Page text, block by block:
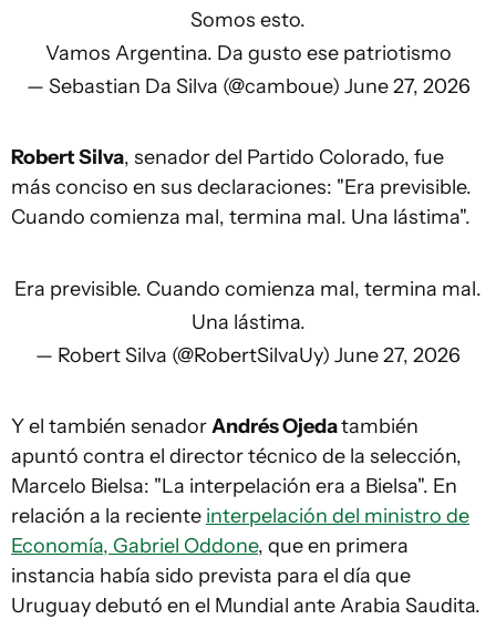
Somos esto.
Vamos Argentina. Da gusto ese patriotismo
— Sebastian Da Silva (@camboue) June 27, 2026
Robert Silva, senador del Partido Colorado, fue
más conciso en sus declaraciones: "Era previsible.
Cuando comienza mal, termina mal. Una lástima".
Era previsible. Cuando comienza mal, termina mal.
Una lástima.
— Robert Silva (@RobertSilvaUy) June 27, 2026
Y el también senadorAndrés Ojedatambién
apuntó contra el director técnico de la selección,
Marcelo Bielsa: "La interpelación era a Bielsa". En
relación a la reciente interpelación del ministro de
Economía, Gabriel Oddone, que en primera
instancia había sido prevista para el día que
Uruguay debutó en el Mundial ante Arabia Saudita.